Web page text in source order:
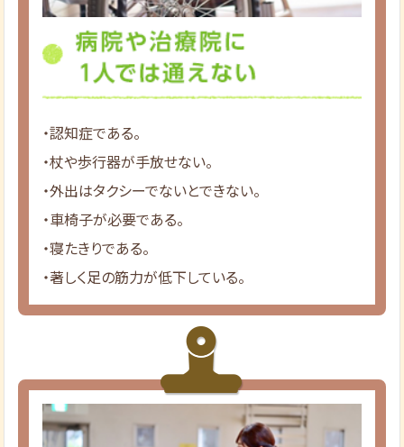
・認知症である。
・杖や歩行器が手放せない。
・外出はタクシーでないとできない。
・車椅子が必要である。
・寝たきりである。
・著しく足の筋力が低下している。